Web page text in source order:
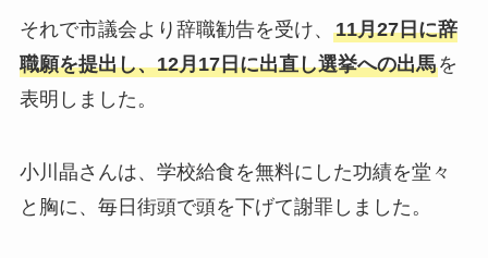
それで市議会より辞職勧告を受け、 11月27日に辞
職願を提出し、12月17日に出直し選挙への出馬を
表明しました。
小川晶さんは、学校給食を無料にした功績を堂々
と胸に、毎日街頭で頭を下げて謝罪しました。